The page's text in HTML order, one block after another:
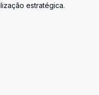
estratégica.